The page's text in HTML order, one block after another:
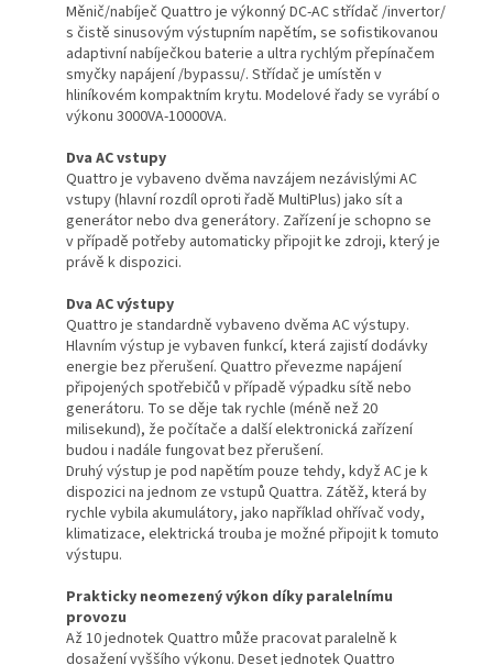
Měnič/nabíječ Quattro je výkonný DC-AC střídač /invertor/
s čistě sinusovým výstupním napětím, se sofistikovanou
adaptivní nabíječkou baterie a ultra rychlým přepínačem
smyčky napájení /bypassu/. Střídač je umístěn v
hliníkovém kompaktním krytu. Modelové řady se vyrábí o
výkonu 3000VA-10000VA.
Dva AC vstupy
Quattro je vybaveno dvěma navzájem nezávislými AC
vstupy (hlavní rozdíl oproti řadě MultiPlus) jako sít a
generátor nebo dva generátory. Zařízení je schopno se
v případě potřeby automaticky připojit ke zdroji, který je
právě k dispozici.
Dva AC výstupy
Quattro je standardně vybaveno dvěma AC výstupy.
Hlavním výstup je vybaven funkcí, která zajistí dodávky
energie bez přerušení. Quattro převezme napájení
připojených spotřebičů v případě výpadku sítě nebo
generátoru. To se děje tak rychle (méně než 20
milisekund), že počítače a další elektronická zařízení
budou i nadále fungovat bez přerušení.
Druhý výstup je pod napětím pouze tehdy, když AC je k
dispozici na jednom ze vstupů Quattra. Zátěž, která by
rychle vybila akumulátory, jako například ohřívač vody,
klimatizace, elektrická trouba je možné připojit k tomuto
výstupu.
Prakticky neomezený výkon díky paralelnímu
provozu
Až 10 jednotek Quattro může pracovat paralelně k
dosažení vyššího výkonu. Deset jednotek Quattro